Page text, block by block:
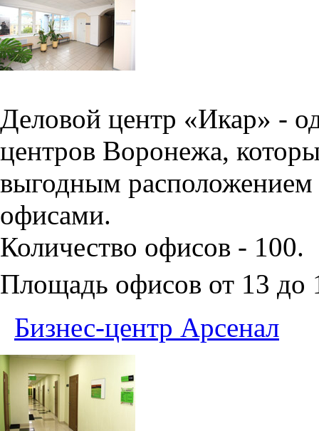
Деловой центр «Икар» -
центров Воронежа,
выгодным
офисами.
Количество офисов - 100.
Площадь офисов от 13 до
Бизнес-центр Арсенал